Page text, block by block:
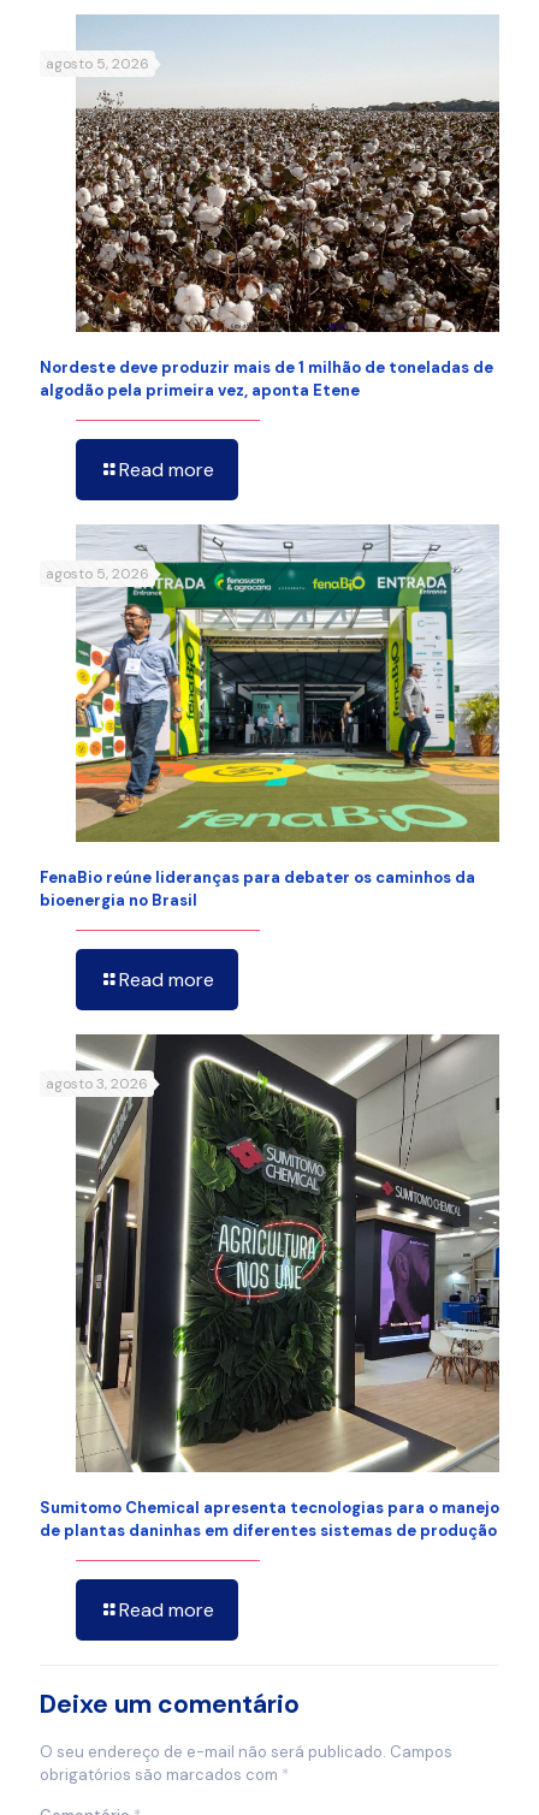
agosto 5, 2026
Nordeste deve produzir mais de 1 milhão de toneladas de
algodão pela primeira vez, aponta Etene
Read more
agosto 5, 2026
FenaBio reúne lideranças para debater os caminhos da
bioenergia no Brasil
Read more
agosto 3, 2026
Sumitomo Chemical apresenta tecnologias para o manejo
de plantas daninhas em diferentes sistemas de produção
Read more
Deixe um comentário
O seu endereço de e-mail não será publicado. Campos
obrigatórios são marcados com *